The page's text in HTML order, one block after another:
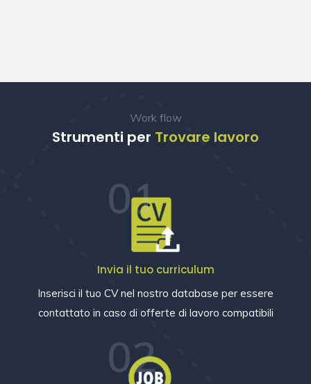
Work flow
Strumenti per Trovare lavoro
01
Invia il tuo curriculum
Inserisci il tuo CV nel nostro database per essere
contattato in caso di offerte di lavoro compatibili
02